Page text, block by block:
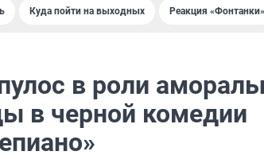
Куда пойти на выходных Реакция «Фонтанки»
в роли
в черной комедии